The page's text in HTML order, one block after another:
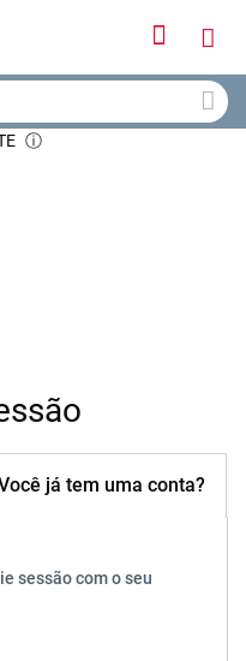
Iniciar
Meu
ⓘ
já tem uma conta?
sessão com o seu